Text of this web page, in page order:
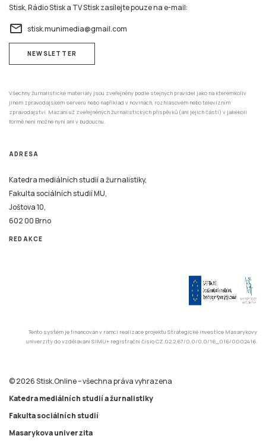
Stisk, Rádio Stisk a TV Stisk zasílejte pouze na e-mail:
email stisk.munimedia@gmail.com
NEWSLETTER
Všechny žurnalistické materiály jsou zveřejněny podle stejných pravidel jako na kterémkoliv
jiném zpravodajském serveru nebo například v novinách, rozhlasovém nebo televizním
zpravodajství. Mazání už zveřejněných žurnalistických příspěvků (ani jejich částí) v jakékoli
formě není možné nyní ani v budoucnu.
ADRESA
Katedra mediálních studií a žurnalistiky,
Fakulta sociálních studií MU,
Joštova 10,
602 00 Brno
REDAKCE
Tento systém je financován v rámci realizace projektu Strategické investice Masarykovy
univerzity do vzdělávání SIMU+ registrační číslo CZ.02.2.67/0.0/0.0/16_016/0002416.
© 2026 Stisk.Online – všechna práva vyhrazena
Katedra mediálních studií a žurnalistiky
Fakulta sociálních studií
Masarykova univerzita